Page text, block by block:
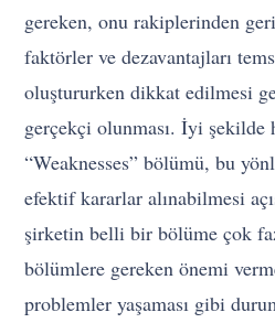
gereken, onu rakiplerinden
faktörler ve dezavantajları
oluştururken dikkat edilmesi
gerçekçi olunması. İyi şekilde
“Weaknesses” bölümü, bu
efektif kararlar alınabilmesi
şirketin belli bir bölüme çok
bölümlere gereken önemi
problemler yaşaması gibi